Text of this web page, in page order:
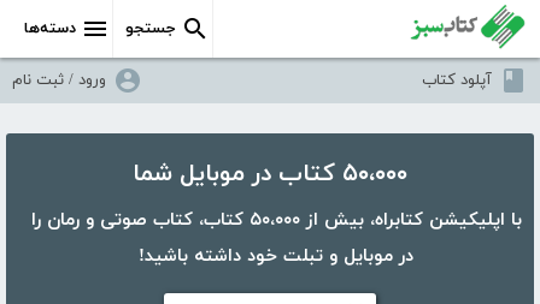
دسته‌ها جستجو
آپلود کتاب ورود / ثبت نام
۵۰،۰۰۰ کتاب در موبایل شما
با اپلیکیشن کتابراه، بیش از ۵۰،۰۰۰ کتاب، کتاب صوتی و رمان را
در موبایل و تبلت خود داشته باشید!